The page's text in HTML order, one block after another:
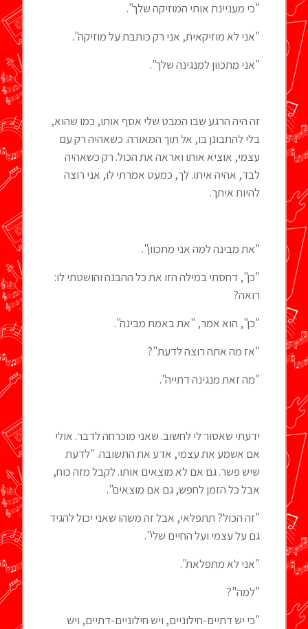
"כי מעניינת אותי המוזיקה שלך".
"אני לא מוזיקאית, אני רק כותבת על מוזיקה".
"אני מתכוון למנגינה שלך".
זה היה הרגע שבו המבט שלי אסף אותו, כמו שהוא,
בלי להתבונן בו, אל תוך המאורה. כשאהיה רק עם
עצמי, אוציא אותו ואראה את הכול. רק כשאהיה
לבד, אהיה איתו. לֵך, כמעט אמרתי לו, אני רוצה
להיות איתך.
"את מבינה למה אני מתכוון".
"כן", דחסתי במילה הזו את כל ההבנה והושטתי לו:
רואה?
"כן", הוא אמר, "את באמת מבינה".
"אז מה אתה רוצה לדעת"?
"מה זאת מנגינה דתייה".
ידעתי שאסור לי לחשוב. שאני מוכרחה לדבר. אולי
אם אשמע את עצמי, אדע את התשובה. "לדעת
שיש פשר. גם אם לא מוצאים אותו. לקבל מזה כוח,
אבל כל הזמן לחפש, גם אם מוצאים".
"זה הכול? תתפלאי, אבל זה משהו שאני יכול להגיד
גם על עצמי ועל החיים שלי".
"אני לא מתפלאת".
"למה"?
"כי יש דתיים-חילוניים, ויש חילוניים-דתיים, ויש